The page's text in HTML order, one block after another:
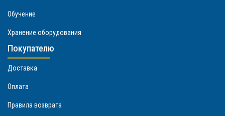
Обучение
Хранение оборудования
Покупателю
Доставка
Оплата
Правила возврата